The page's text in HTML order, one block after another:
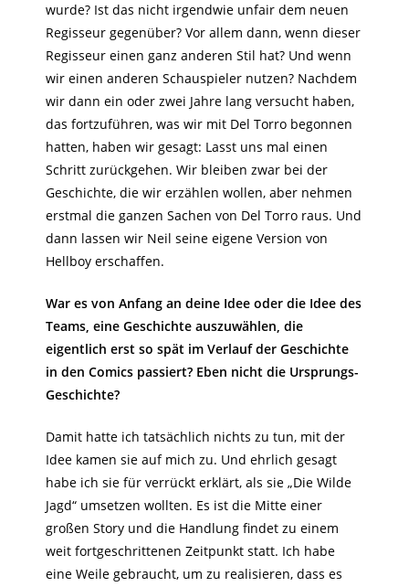
wurde? Ist das nicht irgendwie unfair dem neuen
Regisseur gegenüber? Vor allem dann, wenn dieser
Regisseur einen ganz anderen Stil hat? Und wenn
wir einen anderen Schauspieler nutzen? Nachdem
wir dann ein oder zwei Jahre lang versucht haben,
das fortzuführen, was wir mit Del Torro begonnen
hatten, haben wir gesagt: Lasst uns mal einen
Schritt zurückgehen. Wir bleiben zwar bei der
Geschichte, die wir erzählen wollen, aber nehmen
erstmal die ganzen Sachen von Del Torro raus. Und
dann lassen wir Neil seine eigene Version von
Hellboy erschaffen.
War es von Anfang an deine Idee oder die Idee des
Teams, eine Geschichte auszuwählen, die
eigentlich erst so spät im Verlauf der Geschichte
in den Comics passiert? Eben nicht die Ursprungs-
Geschichte?
Damit hatte ich tatsächlich nichts zu tun, mit der
Idee kamen sie auf mich zu. Und ehrlich gesagt
habe ich sie für verrückt erklärt, als sie „Die Wilde
Jagd“ umsetzen wollten. Es ist die Mitte einer
großen Story und die Handlung findet zu einem
weit fortgeschrittenen Zeitpunkt statt. Ich habe
eine Weile gebraucht, um zu realisieren, dass es